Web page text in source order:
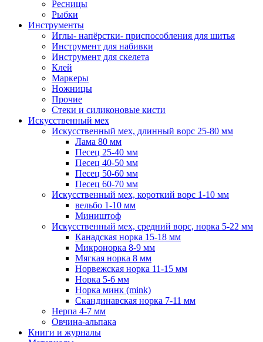
Ресницы
Рыбки
Инструменты
Иглы- напёрстки- приспособления для шитья
Инструмент для набивки
Инструмент для скелета
Клей
Маркеры
Ножницы
Прочие
Стеки и силиконовые кисти
Искусственный мех
Искусственный мех, длинный ворс 25-80 мм
Лама 80 мм
Песец 25-40 мм
Песец 40-50 мм
Песец 50-60 мм
Песец 60-70 мм
Искусственный мех, короткий ворс 1-10 мм
вельбо 1-10 мм
Миништоф
Искусственный мех, средний ворс, норка 5-22 мм
Канадская норка 15-18 мм
Микронорка 8-9 мм
Мягкая норка 8 мм
Норвежская норка 11-15 мм
Норка 5-6 мм
Норка минк (mink)
Скандинавская норка 7-11 мм
Нерпа 4-7 мм
Овчина-альпака
Книги и журналы